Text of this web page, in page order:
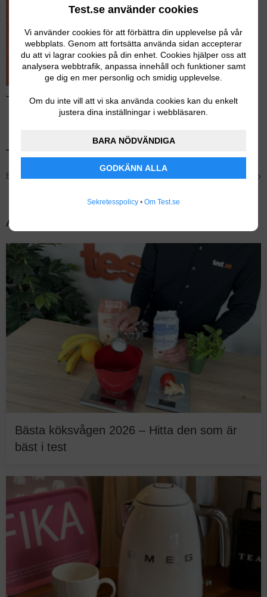
Test.se använder cookies
Vi använder cookies för att förbättra din upplevelse på vår
webbplats. Genom att fortsätta använda sidan accepterar
du att vi lagrar cookies på din enhet. Cookies hjälper oss att
analysera webbtrafik, anpassa innehåll och funktioner samt
ge dig en mer personlig och smidig upplevelse.
Om du inte vill att vi ska använda cookies kan du enkelt
justera dina inställningar i webbläsaren.
BARA NÖDVÄNDIGA
GODKÄNN ALLA
Sekretesspolicy • Om Test.se
Test av skärmaskiner – Läs hela testet
Tidigare testvinnare
Bäst i test – Graef M20 Master ›
Andra populära tester
Bästa köksvågen 2026 – Hitta den som är
bäst i test